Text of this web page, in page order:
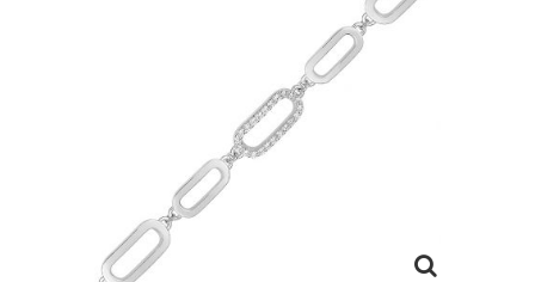
LES GEORGETTES
SWAROVSKI
BONNES AFFAIRES
CARTES CADEAUX
IDÉE CADEAUX
QUI SOMMES NOUS